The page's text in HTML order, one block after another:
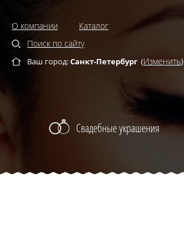
О компании
Каталог
Поиск по сайту
Ваш город:Санкт-Петербург (Изменить)
Свадебные украшения